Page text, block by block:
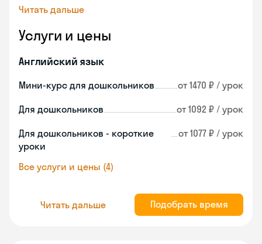
Читать дальше
Услуги и цены
Английский язык
Мини-курс для дошкольников от 1470 ₽ / урок
Для дошкольников от 1092 ₽ / урок
Для дошкольников - короткие
уроки
от 1077 ₽ / урок
Все услуги и цены (4)
Читать дальше Подобрать время